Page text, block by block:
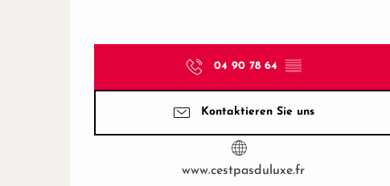
04 90 78 64 ▒▒
Kontaktieren Sie uns
www.cestpasduluxe.fr